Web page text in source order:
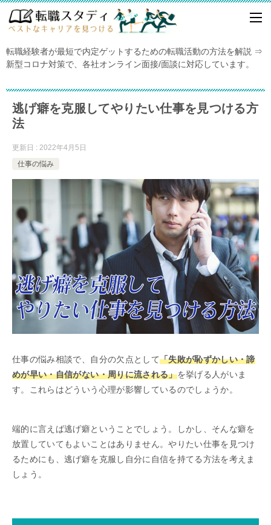
転職経験者が最短で内定ゲットするための転職活動の方法を解説 ⇒
新型コロナ対策で、各社オンライン面接/面談に対応しています。
逃げ癖を克服してやりたい仕事を見つける方
法
更新日 : 2022年4月5日
仕事の悩み
仕事の悩み相談で、自分の欠点として「失敗が恥ずかしい・諦
めが早い・自信がない・周りに流される」を挙げる人がいま
す。これらはどういう心理が影響しているのでしょうか。
端的に言えば逃げ癖ということでしょう。しかし、そんな癖を
放置していてもよいことはありません。やりたい仕事を見つけ
るためにも、逃げ癖を克服し自分に自信を持てる方法を考えま
しょう。